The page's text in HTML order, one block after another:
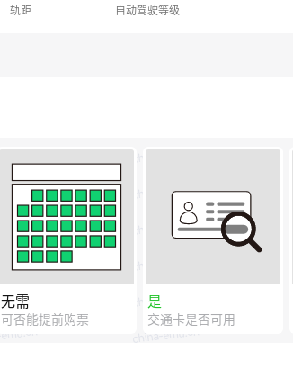
轨距
自动驾驶等级
无需
可否能提前购票
是
交通卡是否可用